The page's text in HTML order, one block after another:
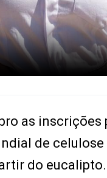
as inscrições
de
do eucalipto.